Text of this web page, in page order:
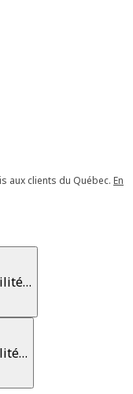
total d'avis: 862
aux clients du Québec. En